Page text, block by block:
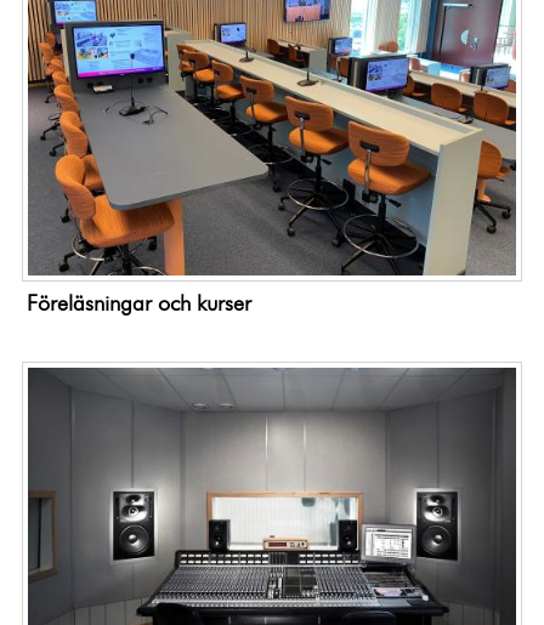
Föreläsningar och kurser